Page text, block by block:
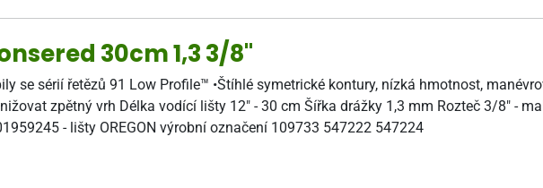
30cm 1,3 3/8"
se sérií řetězů 91 Low Profile™ •Štíhlé symetrické kontury, nízká hmotnost,
zpětný vrh Délka vodící lišty 12" - 30 cm Šířka drážky 1,3 mm Rozteč 3/8" -
- lišty OREGON výrobní označení 109733 547222 547224